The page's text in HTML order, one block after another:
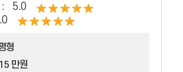
5.0
형
만원